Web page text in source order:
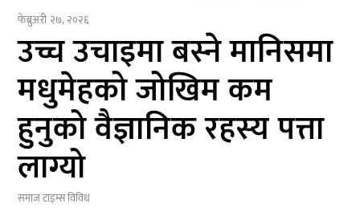
फेब्रुअरी २७, २०२६
उच्च उचाइमा बस्ने मानिसमा
मधुमेहको जोखिम कम
हुनुको वैज्ञानिक रहस्य पत्ता
लाग्यो
समाज टाइम्सविविध